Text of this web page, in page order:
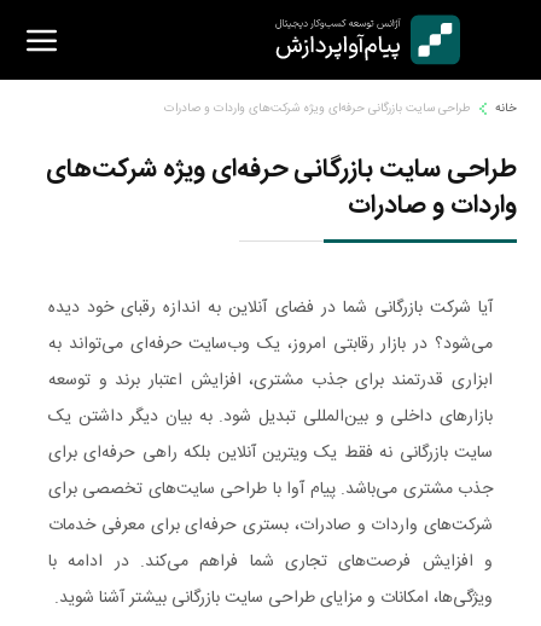
content
خانه طراحی سایت بازرگانی حرفه‌ای ویژه شرکت‌های واردات و صادرات
طراحی سایت بازرگانی حرفه‌ای ویژه شرکت‌های
واردات و صادرات
آیا شرکت بازرگانی شما در فضای آنلاین به اندازه رقبای خود دیده
می‌شود؟ در بازار رقابتی امروز، یک وب‌سایت حرفه‌ای می‌تواند به
ابزاری قدرتمند برای جذب مشتری، افزایش اعتبار برند و توسعه
بازارهای داخلی و بین‌المللی تبدیل شود. به بیان دیگر داشتن یک
سایت بازرگانی نه فقط یک ویترین آنلاین بلکه راهی حرفه‌ای برای
جذب مشتری می‌باشد. پیام آوا با طراحی سایت‌های تخصصی برای
شرکت‌های واردات و صادرات، بستری حرفه‌ای برای معرفی خدمات
و افزایش فرصت‌های تجاری شما فراهم می‌کند. در ادامه با
ویژگی‌ها، امکانات و مزایای طراحی سایت بازرگانی بیشتر آشنا شوید.